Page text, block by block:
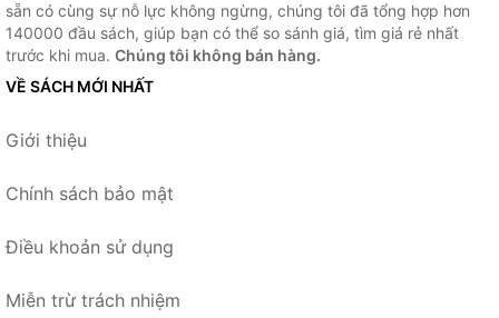
sẵn có cùng sự nỗ lực không ngừng, chúng tôi đã tổng hợp hơn
140000 đầu sách, giúp bạn có thể so sánh giá, tìm giá rẻ nhất
trước khi mua. Chúng tôi không bán hàng.
VỀ SÁCH MỚI NHẤT
Giới thiệu
Chính sách bảo mật
Điều khoản sử dụng
Miễn trừ trách nhiệm